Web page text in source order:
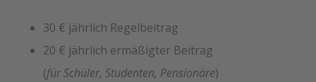
30 € jährlich Regelbeitrag
20 € jährlich ermäßigter Beitrag
(für Schüler, Studenten, Pensionäre)